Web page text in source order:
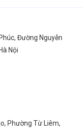
Đường Nguyễn
Nội
Phường Từ Liêm,